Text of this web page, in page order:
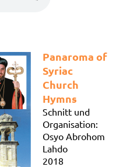
Panaroma of
Syriac
Church
Hymns
Schnitt und
Organisation:
Osyo Abrohom
Lahdo
2018